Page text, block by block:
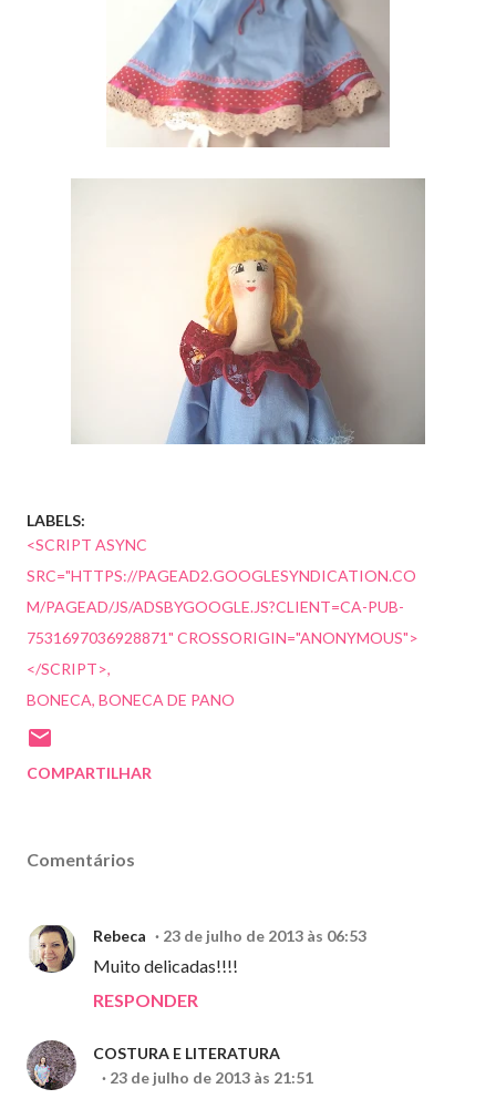
LABELS:
<SCRIPT ASYNC
SRC="HTTPS://PAGEAD2.GOOGLESYNDICATION.CO
M/PAGEAD/JS/ADSBYGOOGLE.JS?CLIENT=CA-PUB-
7531697036928871" CROSSORIGIN="ANONYMOUS">
</SCRIPT>
BONECA BONECA DE PANO
COMPARTILHAR
Comentários
Rebeca 23 de julho de 2013 às 06:53
Muito delicadas!!!!
RESPONDER
COSTURA E LITERATURA
23 de julho de 2013 às 21:51